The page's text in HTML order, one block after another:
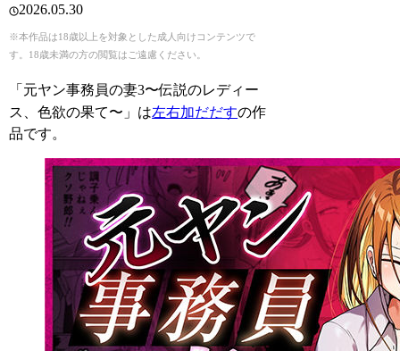
2026.05.30
※本作品は18歳以上を対象とした成人向けコンテンツで
す。18歳未満の方の閲覧はご遠慮ください。
「元ヤン事務員の妻3〜伝説のレディー
ス、色欲の果て〜」は左右加だだすの作
品です。